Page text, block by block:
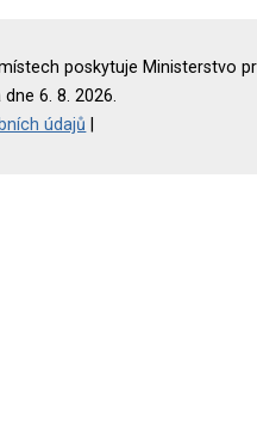
poskytuje Ministerstvo
6. 8. 2026.
údajů